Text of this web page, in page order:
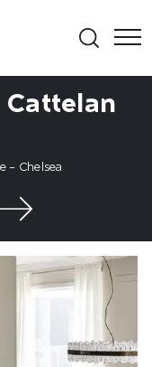
Cattelan
- Chelsea